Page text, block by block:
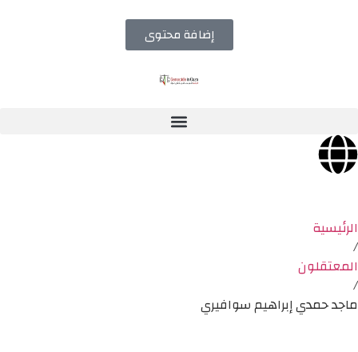
إضافة محتوى
الرئيسية
/
المعتقلون
/
ماجد حمدي إبراهيم سوافيري